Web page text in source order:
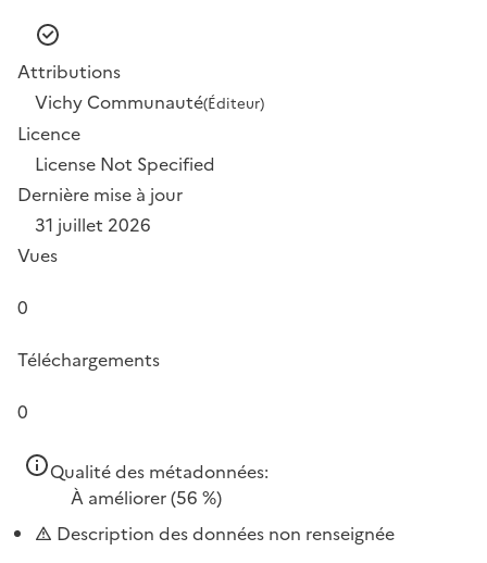
Attributions
Vichy Communauté(Éditeur)
Licence
License Not Specified
Dernière mise à jour
31 juillet 2026
Vues
0
Téléchargements
0
Qualité des métadonnées:
À améliorer(56 %)
Description des données non renseignée